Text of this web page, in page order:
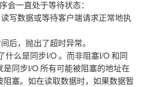
会一直处于等待状态：
写数据或等待客户端请求正常地执
后，抛出了超时异常。
什么是同步I/O 。而非阻塞I/O 和同
是同步I/O 所有可能被阻塞的地址在
阻塞。如在读取数据时，如果数据暂